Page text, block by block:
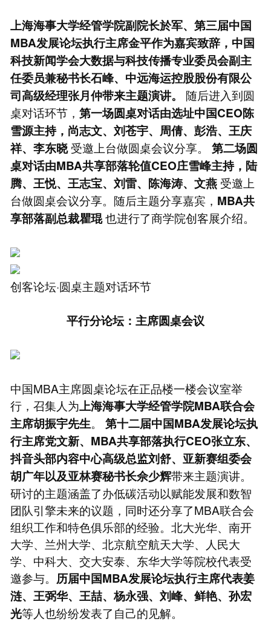
上海海事大学经管学院副院长於军、第三届中国
MBA发展论坛执行主席金平作为嘉宾致辞，中国
科技新闻学会大数据与科技传播专业委员会副主
任委员兼秘书长石峰、中远海运控股股份有限公
司高级经理张月仲带来主题演讲。
随后进入到圆
桌对话环节， 第一场圆桌对话由选址中国CEO陈
雪源主持，尚志文、刘苍宇、周倩、彭浩、王庆
祥、李东晓受邀上台做圆桌会议分享。 第二场圆
桌对话由MBA共享部落轮值CEO庄雪峰主持，陆
腾、王悦、王志宝、刘雷、陈海涛、文燕 受邀上
台做圆桌会议分享。随后主题分享嘉宾， MBA共
享部落副总裁瞿琨也进行了商学院创客展介绍。
创客论坛·圆桌主题对话环节
平行分论坛：主席圆桌会议
中国MBA主席圆桌论坛在正品楼一楼会议室举
行，召集人为上海海事大学经管学院MBA联合会
主席胡振宇先生。 第十二届中国MBA发展论坛执
行主席党文新、MBA共享部落执行CEO张立东、
抖音头部内容中心高级总监刘舒、亚新赛组委会
胡广年以及亚林赛秘书长佘少辉带来主题演讲。
研讨的主题涵盖了办低碳活动以赋能发展和数智
团队引擎未来的议题，同时还分享了MBA联合会
组织工作和特色俱乐部的经验。北大光华、南开
大学、兰州大学、北京航空航天大学、人民大
学、中科大、交大安泰、东华大学等院校代表受
邀参与。 历届中国MBA发展论坛执行主席代表姜
涟、王弼华、王喆、杨永强、刘峰、鲜艳、孙宏
光等人也纷纷发表了自己的见解。